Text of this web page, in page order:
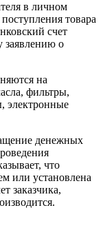
в личном
товара
счет
заявлению о
на
фильтры,
электронные
денежных
что
или установлена
заказчика,